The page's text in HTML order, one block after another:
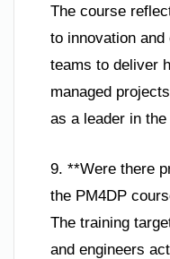
The course
to innovation
teams to deliver
managed
as a leader in
9. **Were there
the PM4DP
The training
and engineers